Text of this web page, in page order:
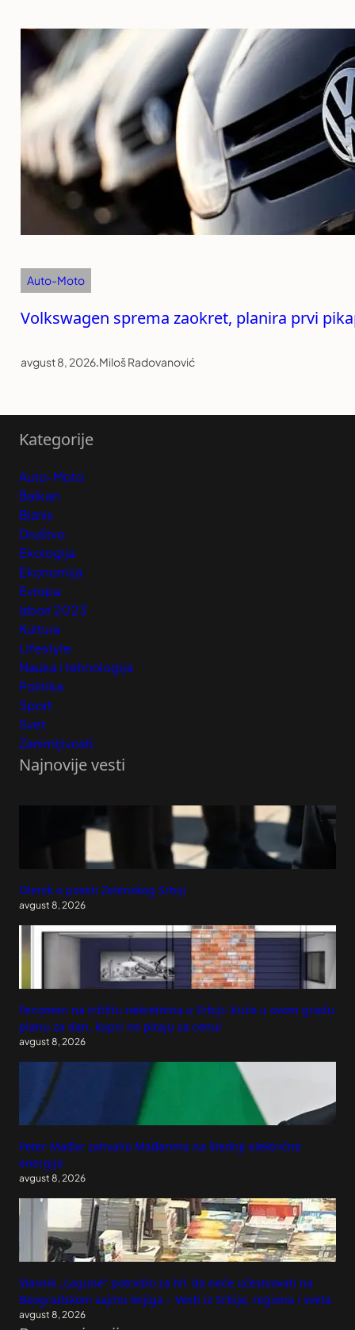
Auto-Moto
Volkswagen sprema zaokret, planira prvi
avgust 8, 2026.Miloš Radovanović
Kategorije
Auto-Moto
Balkan
Biznis
Društvo
Ekologija
Ekonomija
Evropa
Izbori 2023
Kultura
Lifestyle
Nauka i tehnologija
Politika
Sport
Svet
Zanimljivosti
Najnovije vesti
Olenik o poseti Zelenskog Srbiji
avgust 8, 2026
Fenomen na tržištu nekretnina u Srbiji: Kuće u ovom gradu
planu za dan, kupci ne pitaju za cenu!
avgust 8, 2026
Peter Mađar zahvalio Mađarima na štednji električne
energije
avgust 8, 2026
Vlasnik „Lagune“ potrvdio za N1 da neće učestvovati na
Beogradskom sajmu knjiga – Vesti iz Srbije, regiona i sveta
avgust 8, 2026